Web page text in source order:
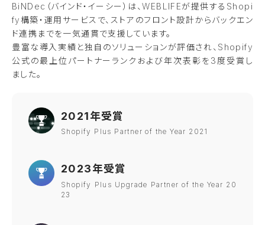
BiNDec（バインド・イーシー）は、WEBLIFEが提供するShopi
fy構築・運用サービスで、ストアのフロント設計からバックエン
ド連携までを一気通貫で支援しています。
豊富な導入実績と独自のソリューションが評価され、Shopify
公式の最上位パートナーランクおよび年次表彰を3度受賞し
ました。
2021年受賞
Shopify Plus Partner of the Year 2021
2023年受賞
Shopify Plus Upgrade Partner of the Year 20
23